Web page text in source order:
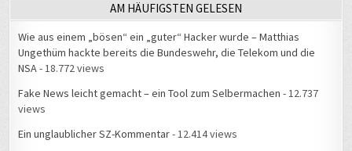
AM HÄUFIGSTEN GELESEN
Wie aus einem „bösen“ ein „guter“ Hacker wurde – Matthias
Ungethüm hackte bereits die Bundeswehr, die Telekom und die
NSA- 18.772 views
Fake News leicht gemacht – ein Tool zum Selbermachen - 12.737
views
Ein unglaublicher SZ-Kommentar- 12.414 views